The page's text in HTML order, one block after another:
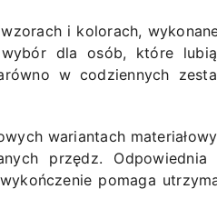
i kolorach,
dla osób, które lubią
w codziennych
wariantach
przędz. Odpowiednia
pomaga